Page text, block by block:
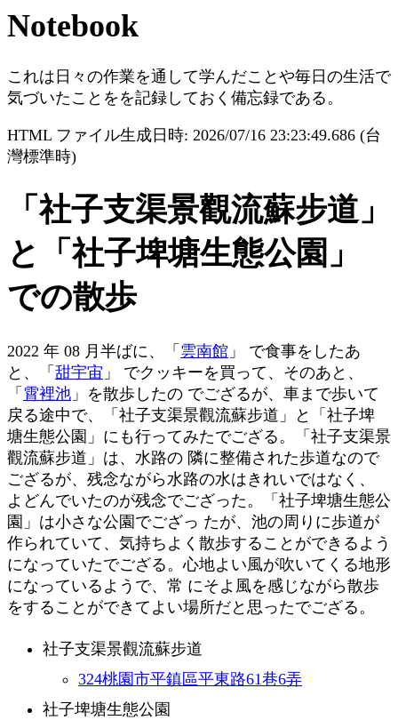
Notebook
これは日々の作業を通して学んだことや毎日の生活で
気づいたことをを記録しておく備忘録である。
HTML ファイル生成日時: 2026/07/16 23:23:49.686 (台
灣標準時)
「社子支渠景觀流蘇步道」
と「社子埤塘生態公園」
での散歩
2022 年 08 月半ばに、「 雲南館 」 で食事をしたあ
と、「 甜宇宙 」 でクッキーを買って、そのあと、
「 霄裡池 」を散歩したの でござるが、車まで歩いて
戻る途中で、「社子支渠景觀流蘇步道」と「社子埤
塘生態公園」にも行ってみたでござる。「社子支渠景
觀流蘇步道」は、水路の 隣に整備された歩道なので
ござるが、残念ながら水路の水はきれいではなく、
よどんでいたのが残念でござった。「社子埤塘生態公
園」は小さな公園でござっ たが、池の周りに歩道が
作られていて、気持ちよく散歩することができるよう
になっていたでござる。心地よい風が吹いてくる地形
になっているようで、常 にそよ風を感じながら散歩
をすることができてよい場所だと思ったでござる。
社子支渠景觀流蘇步道
324桃園市平鎮區平東路61巷6弄
社子埤塘生態公園